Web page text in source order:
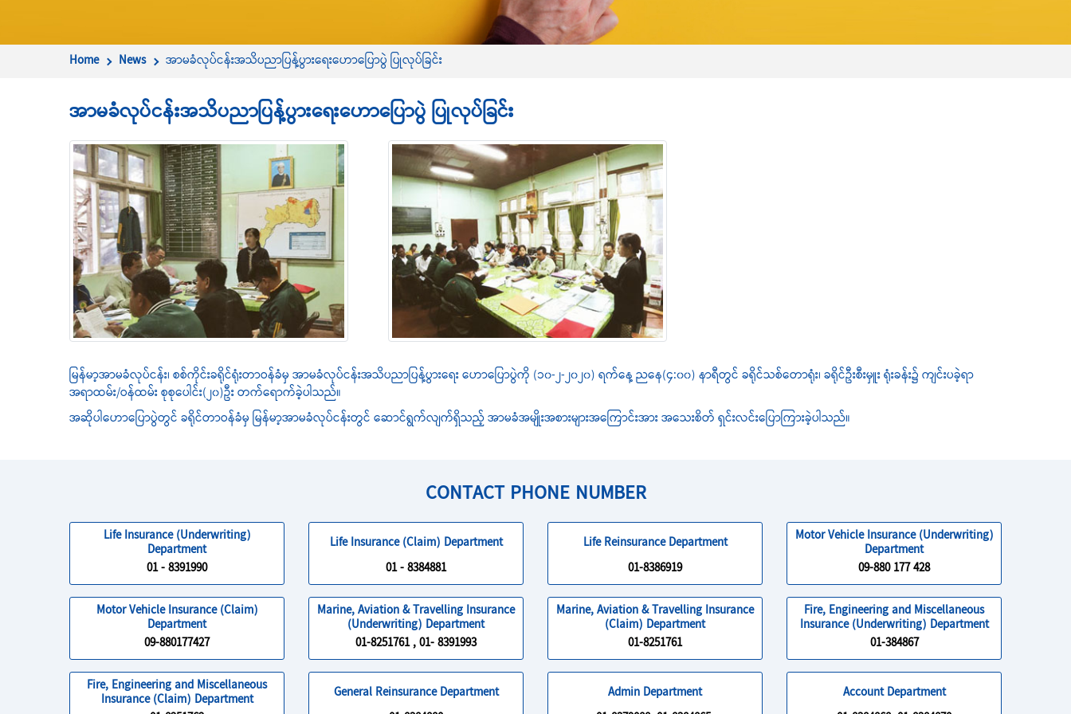
Home News အာမခံလုပ်ငန်းအသိပညာပြန့်ပွားရေးဟောပြောပွဲ ပြုလုပ်ခြင်း
အာမခံလုပ်ငန်းအသိပညာပြန့်ပွားရေးဟောပြောပွဲ ပြုလုပ်ခြင်း
မြန်မာ့အာမခံလုပ်ငန်း၊ စစ်ကိုင်းခရိုင်ရုံးတာဝန်ခံမှ အာမခံလုပ်ငန်းအသိပညာပြန့်ပွားရေး ဟောပြောပွဲကို (၁၀-၂-၂၀၂၀) ရက်နေ့ ညနေ(၄:၀၀) နာရီတွင် ခရိုင်သစ်တောရုံး၊ ခရိုင်ဦးစီးမှူး ရုံးခန်း၌ ကျင်းပခဲ့ရာ
အရာထမ်း/ဝန်ထမ်း စုစုပေါင်း(၂၀)ဦး တက်ရောက်ခဲ့ပါသည်။
အဆိုပါဟောပြောပွဲတွင် ခရိုင်တာဝန်ခံမှ မြန်မာ့အာမခံလုပ်ငန်းတွင် ဆောင်ရွက်လျက်ရှိသည့် အာမခံအမျိုးအစားများအကြောင်းအား အသေးစိတ် ရှင်းလင်းပြောကြားခဲ့ပါသည်။
CONTACT PHONE NUMBER
Life Insurance (Underwriting)
Department
01 - 8391990
Life Insurance (Claim) Department
01 - 8384881
Life Reinsurance Department
01-8386919
Motor Vehicle Insurance (Underwriting)
Department
09-880 177 428
Motor Vehicle Insurance (Claim)
Department
09-880177427
Marine, Aviation & Travelling Insurance
(Underwriting) Department
01-8251761 , 01- 8391993
Marine, Aviation & Travelling Insurance
(Claim) Department
01-8251761
Fire, Engineering and Miscellaneous
Insurance (Underwriting) Department
01-384867
Fire, Engineering and Miscellaneous
Insurance (Claim) Department
General Reinsurance Department
Admin Department
Account Department